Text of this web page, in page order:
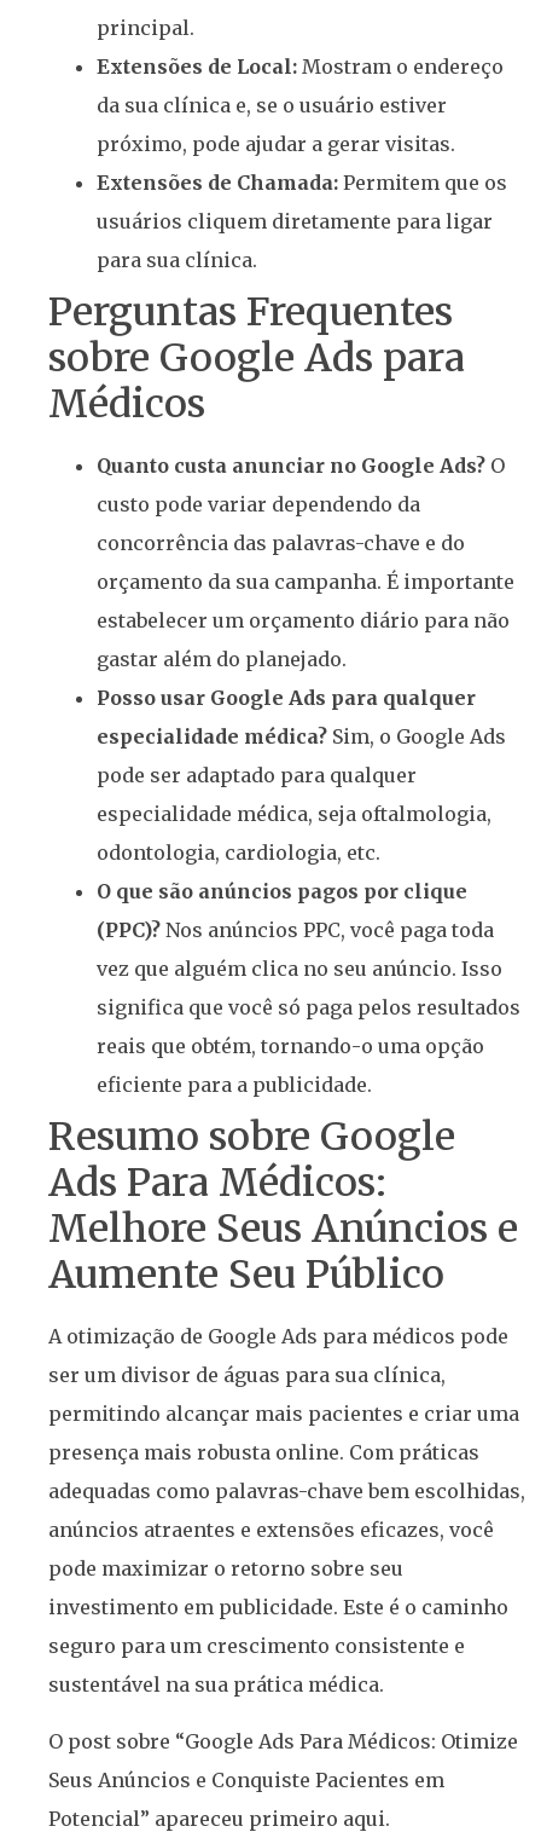
principal.
Extensões de Local: Mostram o endereço
da sua clínica e, se o usuário estiver
próximo, pode ajudar a gerar visitas.
Extensões de Chamada: Permitem que os
usuários cliquem diretamente para ligar
para sua clínica.
Perguntas Frequentes
sobre Google Ads para
Médicos
Quanto custa anunciar no Google Ads? O
custo pode variar dependendo da
concorrência das palavras-chave e do
orçamento da sua campanha. É importante
estabelecer um orçamento diário para não
gastar além do planejado.
Posso usar Google Ads para qualquer
especialidade médica? Sim, o Google Ads
pode ser adaptado para qualquer
especialidade médica, seja oftalmologia,
odontologia, cardiologia, etc.
O que são anúncios pagos por clique
(PPC)? Nos anúncios PPC, você paga toda
vez que alguém clica no seu anúncio. Isso
significa que você só paga pelos resultados
reais que obtém, tornando-o uma opção
eficiente para a publicidade.
Resumo sobre Google
Ads Para Médicos:
Melhore Seus Anúncios e
Aumente Seu Público
A otimização de Google Ads para médicos pode
ser um divisor de águas para sua clínica,
permitindo alcançar mais pacientes e criar uma
presença mais robusta online. Com práticas
adequadas como palavras-chave bem escolhidas,
anúncios atraentes e extensões eficazes, você
pode maximizar o retorno sobre seu
investimento em publicidade. Este é o caminho
seguro para um crescimento consistente e
sustentável na sua prática médica.
O post sobre “Google Ads Para Médicos: Otimize
Seus Anúncios e Conquiste Pacientes em
Potencial” apareceu primeiro aqui.